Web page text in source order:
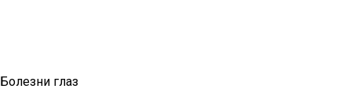
Болезни глаз